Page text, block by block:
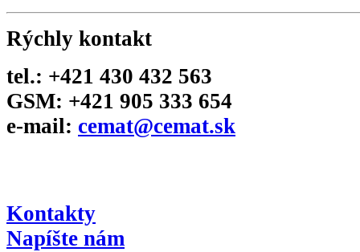
Rýchly kontakt
tel.: +421 430 432 563
GSM: +421 905 333 654
e-mail: cemat@cemat.sk
Kontakty
Napíšte nám